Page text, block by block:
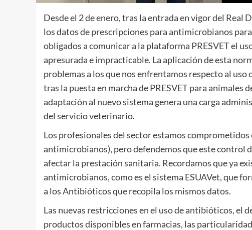
Desde el 2 de enero, tras la entrada en vigor del
los datos de prescripciones para antimicrobianos
obligados a comunicar a la plataforma PRESVET el
apresurada e impracticable. La aplicación de esta
problemas a los que nos enfrentamos respecto al
tras la puesta en marcha de PRESVET para animales
adaptación al nuevo sistema genera una carga
del servicio veterinario.
Los profesionales del sector estamos
antimicrobianos), pero defendemos que este control
afectar la prestación sanitaria. Recordamos que ya
antimicrobianos, como es el sistema ESUAVet, que
a los Antibióticos que recopila los mismos datos.
Las nuevas restricciones en el uso de antibióticos, el
productos disponibles en farmacias, las